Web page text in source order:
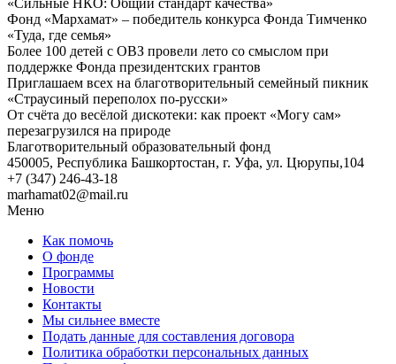
Фонд «Мархамат» – победитель конкурса Фонда Тимченко
«Туда, где семья»
Более 100 детей с ОВЗ провели лето со смыслом при
поддержке Фонда президентских грантов
Приглашаем всех на благотворительный семейный пикник
«Страусиный переполох по-русски»
От счёта до весёлой дискотеки: как проект «Могу сам»
перезагрузился на природе
Благотворительный образовательный фонд
450005, Республика Башкортостан, г. Уфа, ул. Цюрупы,104
+7 (347) 246-43-18
marhamat02@mail.ru
Меню
Как помочь
О фонде
Программы
Новости
Контакты
Мы сильнее вместе
Подать данные для составления договора
Политика обработки персональных данных